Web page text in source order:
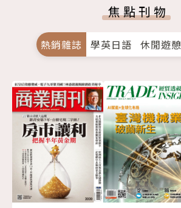
焦點刊物
熱銷雜誌 學英日語 休閒遊憩